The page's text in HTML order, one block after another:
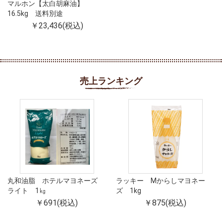
マルホン【太白胡麻油】
16.5kg 送料別途
￥23,436(税込)
売上ランキング
丸和油脂 ホテルマヨネーズ
ライト 1㎏
￥691(税込)
ラッキー Mからしマヨネー
ズ 1kg
￥875(税込)